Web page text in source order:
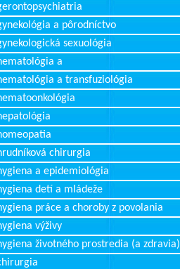
a pôrodníctvo
sexuológia
a
a transfuziológia
chirurgia
a epidemiológia
detí a mládeže
práce a choroby z povolania
výživy
životného prostredia (a zdravia)